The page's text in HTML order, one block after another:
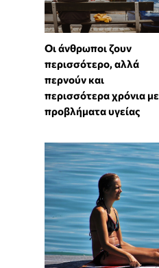
Οι άνθρωποι ζουν
περισσότερο, αλλά
περνούν και
περισσότερα χρόνια με
προβλήματα υγείας